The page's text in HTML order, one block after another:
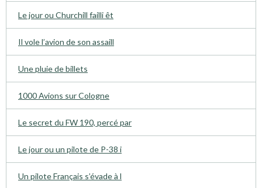
Le jour ou Churchill failli êt
Il vole l’avion de son assaill
Une pluie de billets
1000 Avions sur Cologne
Le secret du FW 190, percé par
Le jour ou un pilote de P-38 i
Un pilote Français s’évade à l